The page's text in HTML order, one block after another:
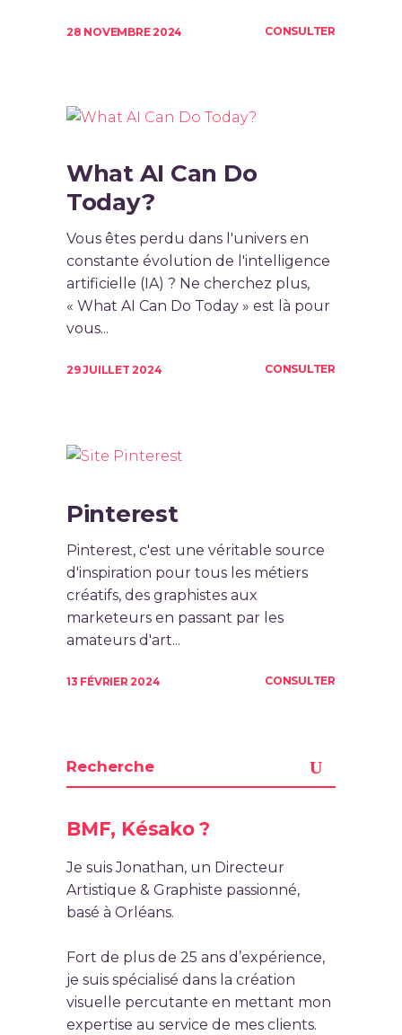
28 NOVEMBRE 2024 CONSULTER
What AI Can Do
Today?
Vous êtes perdu dans l'univers en
constante évolution de l'intelligence
artificielle (IA) ? Ne cherchez plus,
« What AI Can Do Today » est là pour
vous...
29 JUILLET 2024 CONSULTER
Pinterest
Pinterest, c'est une véritable source
d'inspiration pour tous les métiers
créatifs, des graphistes aux
marketeurs en passant par les
amateurs d'art...
13 FÉVRIER 2024 CONSULTER
BMF, Késako ?
Je suis Jonathan, un Directeur
Artistique & Graphiste passionné,
basé à Orléans.
Fort de plus de 25 ans d’expérience,
je suis spécialisé dans la création
visuelle percutante en mettant mon
expertise au service de mes clients.